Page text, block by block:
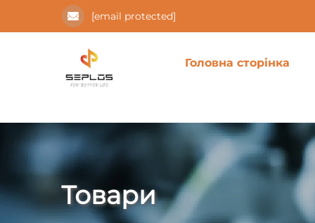
[email protected]
Головна сторінка
Товари